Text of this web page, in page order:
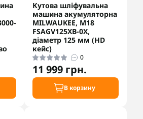
Кутова шліфувальна
машина акумуляторна
MILWAUKEE, M18
FSAGV125XB-0X,
діаметр 125 мм (HD
кейс)
0
11 999 грн.
В корзину